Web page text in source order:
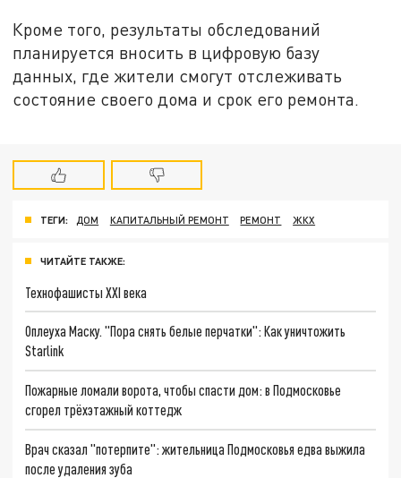
Кроме того, результаты обследований
планируется вносить в цифровую базу
данных, где жители смогут отслеживать
состояние своего дома и срок его ремонта.
ТЕГИ: ДОМ КАПИТАЛЬНЫЙ РЕМОНТ РЕМОНТ ЖКХ
ЧИТАЙТЕ ТАКЖЕ:
Технофашисты XXI века
Оплеуха Маску. "Пора снять белые перчатки": Как уничтожить
Starlink
Пожарные ломали ворота, чтобы спасти дом: в Подмосковье
сгорел трёхэтажный коттедж
Врач сказал "потерпите": жительница Подмосковья едва выжила
после удаления зуба